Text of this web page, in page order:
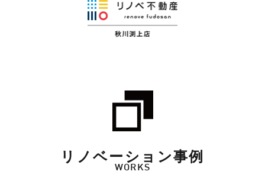
リノベーション事例
WORKS